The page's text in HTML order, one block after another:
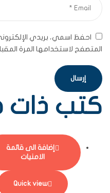
احفظ اسمي، بريدي
المتصفح لاستخدامها المرة
كتب ذات
إضافة الى قائمة
الامنيات
Quick view